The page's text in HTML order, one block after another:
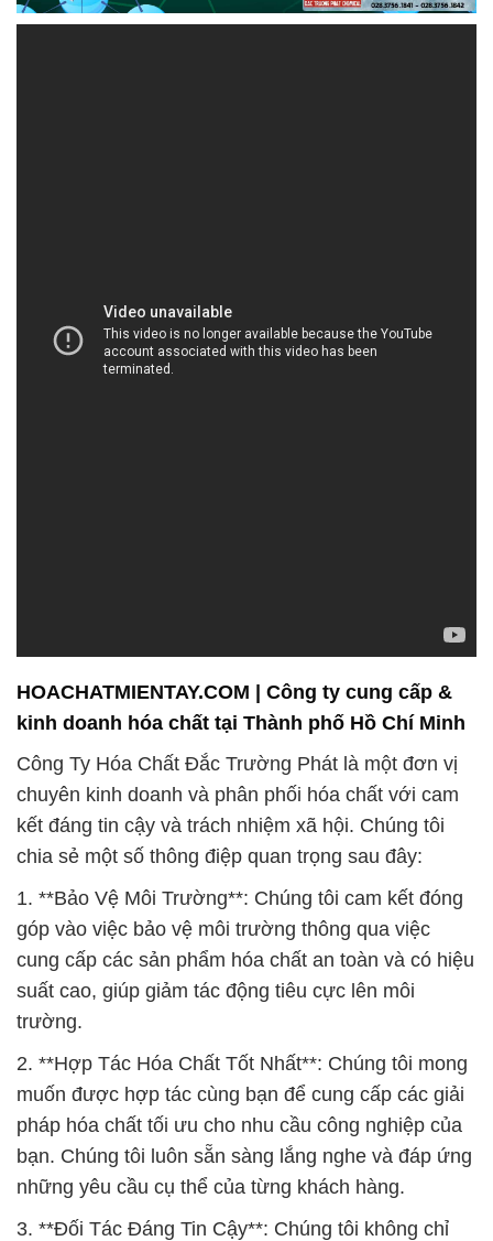
HOACHATMIENTAY.COM | Công ty cung cấp &
kinh doanh hóa chất tại Thành phố Hồ Chí Minh
Công Ty Hóa Chất Đắc Trường Phát là một đơn vị
chuyên kinh doanh và phân phối hóa chất với cam
kết đáng tin cậy và trách nhiệm xã hội. Chúng tôi
chia sẻ một số thông điệp quan trọng sau đây:
1. **Bảo Vệ Môi Trường**: Chúng tôi cam kết đóng
góp vào việc bảo vệ môi trường thông qua việc
cung cấp các sản phẩm hóa chất an toàn và có hiệu
suất cao, giúp giảm tác động tiêu cực lên môi
trường.
2. **Hợp Tác Hóa Chất Tốt Nhất**: Chúng tôi mong
muốn được hợp tác cùng bạn để cung cấp các giải
pháp hóa chất tối ưu cho nhu cầu công nghiệp của
bạn. Chúng tôi luôn sẵn sàng lắng nghe và đáp ứng
những yêu cầu cụ thể của từng khách hàng.
3. **Đối Tác Đáng Tin Cậy**: Chúng tôi không chỉ